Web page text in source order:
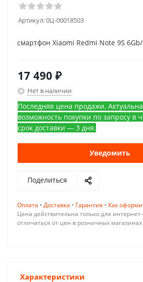
Артикул:0Ц-00018503
смартфон Xiaomi Redmi Note 9S
17 490 ₽
Нет в наличии
Последняя цена продажи.
возможность покупки по запросу в
срок доставки — 3 дня.
Уведомить
Поделиться
Оплата • Доставка • Гарантия • Как
Цена действительна только для
отличаться от цен в розничных магазинах
Характеристики